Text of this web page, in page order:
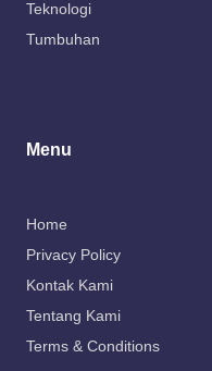
Teknologi
Tumbuhan
Menu
Home
Privacy Policy
Kontak Kami
Tentang Kami
Terms & Conditions